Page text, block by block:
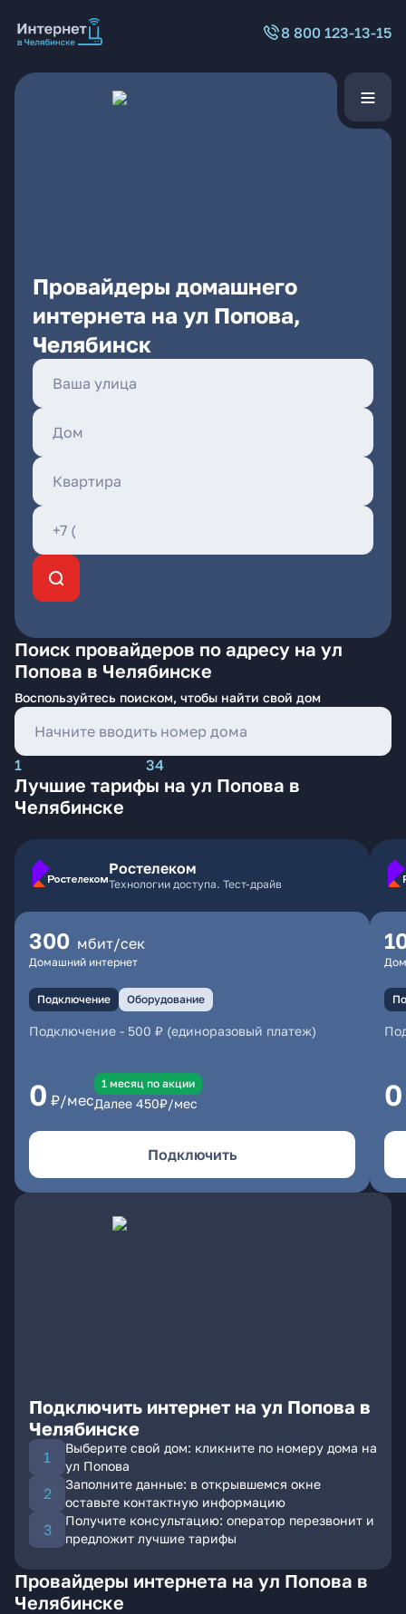
8 800 123-13-15
Провайдеры домашнего
интернета на ул Попова,
Челябинск
Поиск провайдеров по адресу на ул
Попова в Челябинске
Воспользуйтесь поиском, чтобы найти свой дом
1 34
Лучшие тарифы на ул Попова в
Челябинске
Ростелеком
Технологии доступа. Тест-драйв
300 мбит/сек
Домашний интернет
Подключение Оборудование
Подключение - 500 ₽ (единоразовый платеж)
0 ₽/мес
1 месяц по акции
Далее 450₽/мес
Подключить
0
Подключить интернет на ул Попова в
Челябинске
Выберите свой дом: кликните по номеру дома на
ул Попова
Заполните данные: в открывшемся окне
оставьте контактную информацию
Получите консультацию: оператор перезвонит и
предложит лучшие тарифы
Провайдеры интернета на ул Попова в
Челябинске